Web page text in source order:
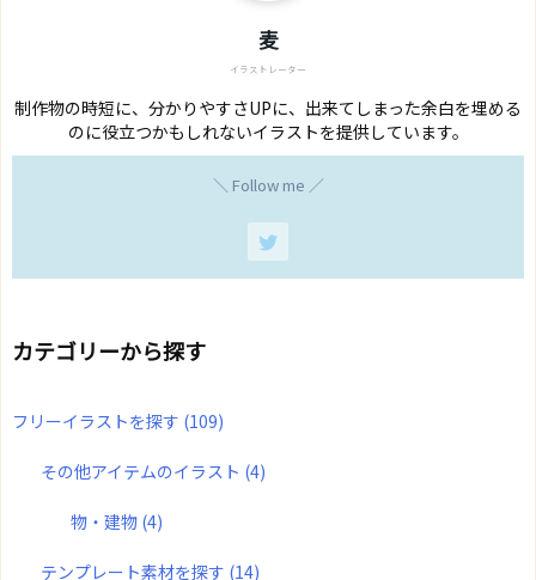
麦
イラストレーター
制作物の時短に、分かりやすさUPに、出来てしまった余白を埋める
のに役立つかもしれないイラストを提供しています。
＼ Follow me ／
カテゴリーから探す
フリーイラストを探す (109)
その他アイテムのイラスト (4)
物・建物 (4)
テンプレート素材を探す (14)